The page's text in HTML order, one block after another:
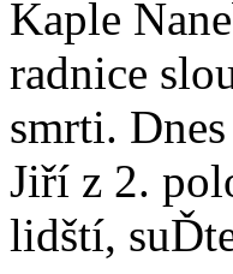
Kaple
radnice
smrti.
Jiří z 2.
lidští,